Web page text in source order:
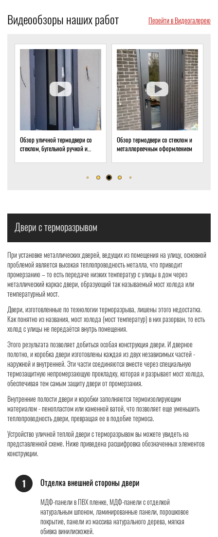
Видеообзоры наших работ Перейти в Видеогалерею
Обзор термодвери со стеклом и
металлореечным оформлением
Обзор термодвери с ковкой и
стеклом для подвала частного
Двери с терморазрывом
При установке металлических дверей, ведущих из помещения на улицу, основной
проблемой является высокая теплопроводность металла, что приводит
промерзанию – то есть передаче низких температур с улицы в дом через
металлический каркас двери, образующий так называемый мост холода или
температурный мост.
Двери, изготовленные по технологии терморазрыва, лишены этого недостатка.
Как понятно из названия, мост холода (мост температур) в них разорван, то есть
холод с улицы не передаётся внутрь помещения.
Этого результата позволяет добиться особая конструкция двери. И дверное
полотно, и коробка двери изготовлены каждая из двух независимых частей -
наружной и внутренней. Эти части соединяются вместе через специальную
термозащитную непромерзающую прокладку, которая и разрывает мост холода,
обеспечивая тем самым защиту двери от промерзания.
Внутренние полости двери и коробки заполняются термоизолирующим
материалом - пенопластом или каменной ватой, что позволяет еще уменьшить
теплопроводность двери, превращая ее в подобие термоса.
Устройство уличной теплой двери с терморазрывом вы можете увидеть на
представленной схеме. Ниже приведена расшифровка обозначенных элементов
конструкции.
1 Отделка внешней стороны двери
МДФ-панели в ПВХ пленке, МДФ-панели с отделкой
натуральным шпоном, ламинированные панели, порошковое
покрытие, панели из массива натурального дерева, мягкая
обивка винилискожей.